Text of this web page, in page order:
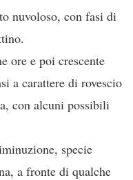
nuvoloso, con fasi di
ore e poi crescente
a carattere di rovescio
con alcuni possibili
specie
a fronte di qualche